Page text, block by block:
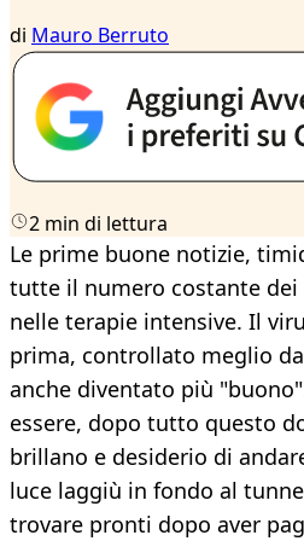
di Mauro Berruto
2 min di lettura
Le prime buone notizie,
tutte il numero costante
nelle terapie intensive. Il
prima, controllato meglio
anche diventato più
essere, dopo tutto questo
brillano e desiderio di
luce laggiù in fondo al
trovare pronti dopo aver